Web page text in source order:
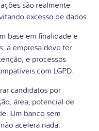
são realmente
excesso de dados.
base em finalidade e
a empresa deve ter
e processos
com LGPD.
candidatos por
área, potencial de
Um banco sem
acelera nada.